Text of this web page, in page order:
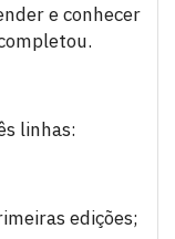
e conhecer
linhas:
edições;